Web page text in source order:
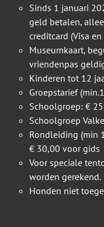
Sinds 1 januari
geld betalen,
creditcard (Visa
Museumkaart,
vriendenpas
Kinderen tot 12
Groepstarief
Schoolgroep: €
Schoolgroep
Rondleiding (min
€ 30,00 voor gids
Voor speciale
worden gerekend.
Honden niet